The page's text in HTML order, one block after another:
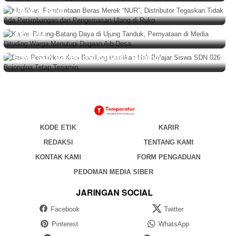
Ulang di Ruko
BERITA DAERAH Agustus 6, 2026
Kades Batang-Batang Daya di Ujung Tanduk,
Pernyataan di Media Dituding Warga Menutupi Dugaan
Aib Desa
PEMERINTAHAN Agustus 6, 2026
Dinas Pendidikan Kota Bandung Pastikan Hak Belajar
Siswa SDN 026 Bojongloa Tetap Terjamin
KODE ETIK
KARIR
REDAKSI
TENTANG KAMI
KONTAK KAMI
FORM PENGADUAN
PEDOMAN MEDIA SIBER
JARINGAN SOCIAL
Facebook
Twitter
Pinterest
WhatsApp